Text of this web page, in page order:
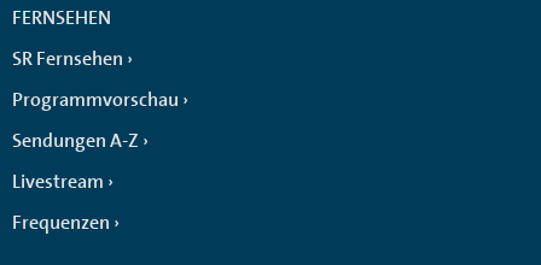
FERNSEHEN
SR Fernsehen
Programmvorschau
Sendungen A-Z
Livestream
Frequenzen